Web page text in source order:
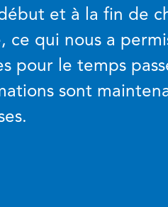
et à la fin de
ce qui nous a
pour le temps
sont